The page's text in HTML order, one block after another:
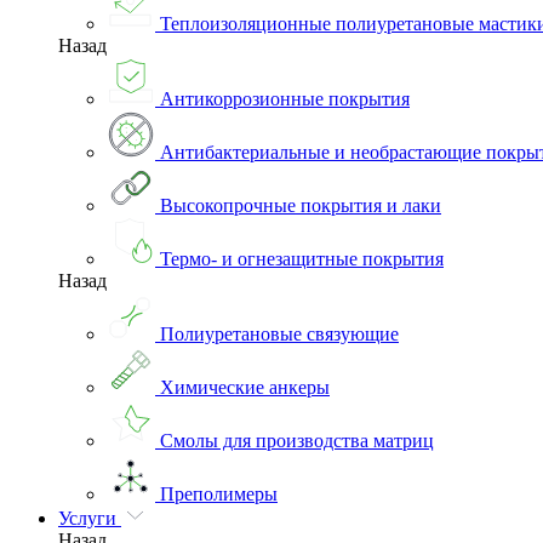
Теплоизоляционные полиуретановые
Назад
Антикоррозионные покрытия
Антибактериальные и необрастающие
Высокопрочные покрытия и лаки
Термо- и огнезащитные покрытия
Назад
Полиуретановые связующие
Химические анкеры
Смолы для производства матриц
Преполимеры
Услуги